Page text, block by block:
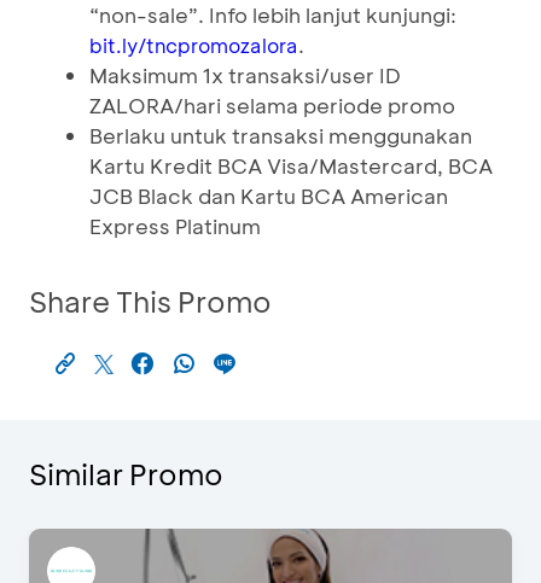
“non-sale”. Info lebih lanjut kunjungi:
bit.ly/tncpromozalora.
Maksimum 1x transaksi/user ID
ZALORA/hari selama periode promo
Berlaku untuk transaksi menggunakan
Kartu Kredit BCA Visa/Mastercard, BCA
JCB Black dan Kartu BCA American
Express Platinum
Share This Promo
Similar Promo